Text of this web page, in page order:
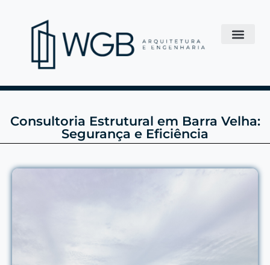
Consultoria Estrutural em Barra Velha:
Segurança e Eficiência